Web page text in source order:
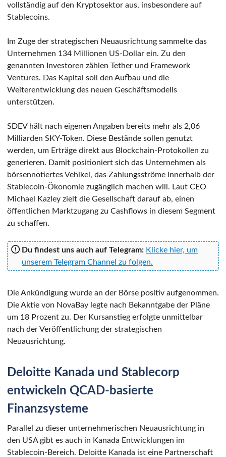
vollständig auf den Kryptosektor aus, insbesondere auf
Stablecoins.
Im Zuge der strategischen Neuausrichtung sammelte das
Unternehmen 134 Millionen US-Dollar ein. Zu den
genannten Investoren zählen Tether und Framework
Ventures. Das Kapital soll den Aufbau und die
Weiterentwicklung des neuen Geschäftsmodells
unterstützen.
SDEV hält nach eigenen Angaben bereits mehr als 2,06
Milliarden SKY-Token. Diese Bestände sollen genutzt
werden, um Erträge direkt aus Blockchain-Protokollen zu
generieren. Damit positioniert sich das Unternehmen als
börsennotiertes Vehikel, das Zahlungsströme innerhalb der
Stablecoin-Ökonomie zugänglich machen will. Laut CEO
Michael Kazley zielt die Gesellschaft darauf ab, einen
öffentlichen Marktzugang zu Cashflows in diesem Segment
zu schaffen.
Du findest uns auch auf Telegram: Klicke hier, um
unserem Telegram Channel zu folgen.
Die Ankündigung wurde an der Börse positiv aufgenommen.
Die Aktie von NovaBay legte nach Bekanntgabe der Pläne
um 18 Prozent zu. Der Kursanstieg erfolgte unmittelbar
nach der Veröffentlichung der strategischen
Neuausrichtung.
Deloitte Kanada und Stablecorp
entwickeln QCAD-basierte
Finanzsysteme
Parallel zu dieser unternehmerischen Neuausrichtung in
den USA gibt es auch in Kanada Entwicklungen im
Stablecoin-Bereich. Deloitte Kanada ist eine Partnerschaft